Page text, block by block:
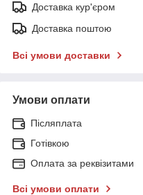
Доставка кур'єром
Доставка поштою
Всі умови доставки
Умови оплати
Післяплата
Готівкою
Оплата за реквізитами
Всі умови оплати